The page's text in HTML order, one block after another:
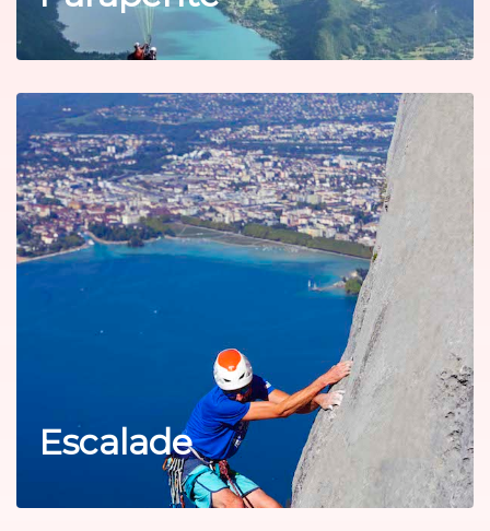
Escalade